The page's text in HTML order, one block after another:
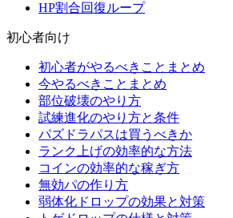
HP割合回復ループ
初心者向け
初心者がやるべきことまとめ
今やるべきことまとめ
部位破壊のやり方
試練進化のやり方と条件
パズドラパスは買うべきか
ランク上げの効率的な方法
コインの効率的な稼ぎ方
無効パの作り方
弱体化ドロップの効果と対策